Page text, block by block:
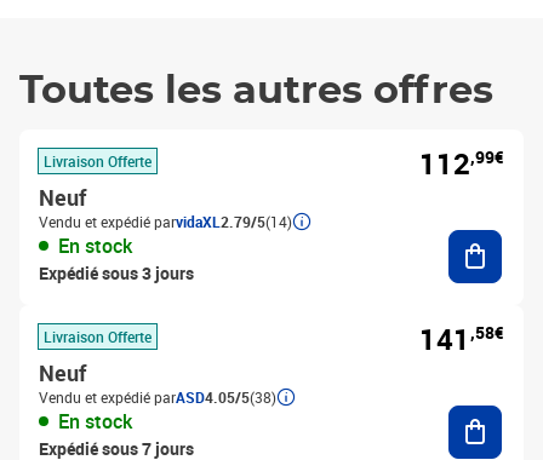
Toutes les autres offres
Livraison Offerte
Neuf
Vendu et expédié parvidaXL 2.79/5(14)
En stock
Expédié sous 3 jours
112,99€
Livraison Offerte
Neuf
Vendu et expédié parASD4.05/5(38)
En stock
Expédié sous 7 jours
141 ,58€